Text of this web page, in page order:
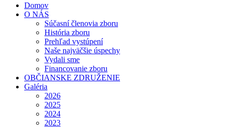
Domov
O NÁS
Súčasní členovia zboru
História zboru
Prehľad vystúpení
Naše najväčšie úspechy
Vydali sme
Financovanie zboru
OBČIANSKE ZDRUŽENIE
Galéria
2026
2025
2024
2023